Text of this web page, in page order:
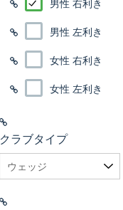
男性 右利き
男性 左利き
女性 右利き
女性 左利き
クラブタイプ